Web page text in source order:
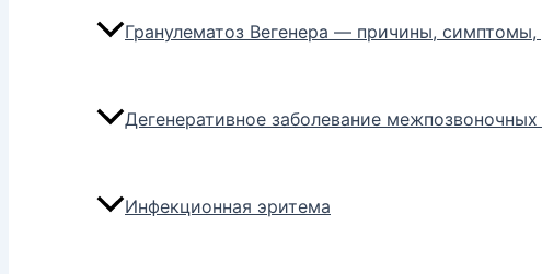
Гранулематоз Вегенера — причины, симптомы,
Дегенеративное заболевание
Инфекционная эритема